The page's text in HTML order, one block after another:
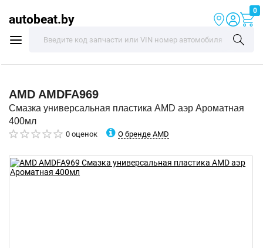
autobeat.by
0
AMD AMDFA969
Смазка универсальная пластика AMD аэр Ароматная
400мл
0 оценок О бренде AMD